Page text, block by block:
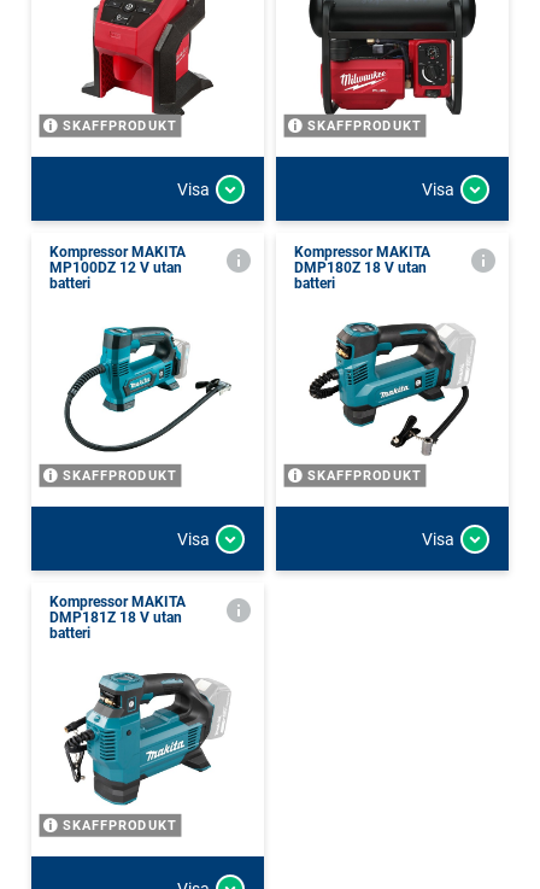
SKAFFPRODUKT
Visa
SKAFFPRODUKT
Visa
Kompressor MAKITA
MP100DZ 12 V utan
batteri
SKAFFPRODUKT
Visa
Kompressor MAKITA
DMP180Z 18 V utan
batteri
SKAFFPRODUKT
Visa
Kompressor MAKITA
DMP181Z 18 V utan
batteri
SKAFFPRODUKT